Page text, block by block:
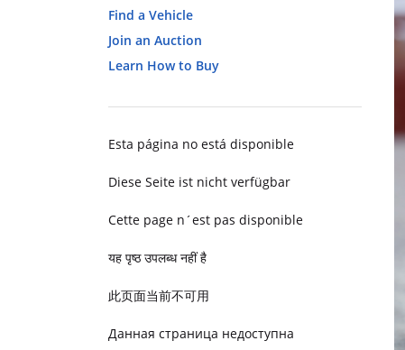
Find a Vehicle
Join an Auction
Learn How to Buy
Esta página no está disponible
Diese Seite ist nicht verfügbar
Cette page n´est pas disponible
यह पृष्ठ उपलब्ध नहीं है
此页面当前不可用
Данная страница недоступна